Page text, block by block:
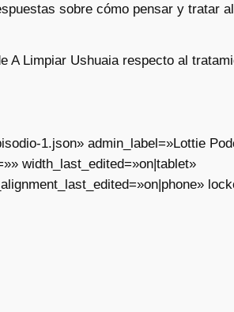
sobre cómo pensar y tratar
A Limpiar Ushuaia respecto al
1.json» admin_label=»Lottie
width_last_edited=»on|tablet»